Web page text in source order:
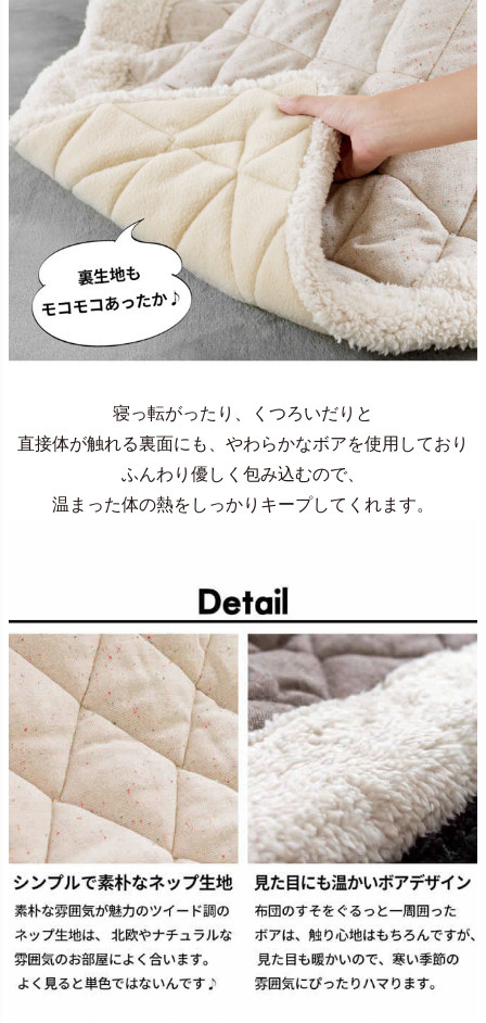
寝っ転がったり、くつろいだりと
直接体が触れる裏面にも、やわらかなボアを使用しており
ふんわり優しく包み込むので、
温まった体の熱をしっかりキープしてくれます。